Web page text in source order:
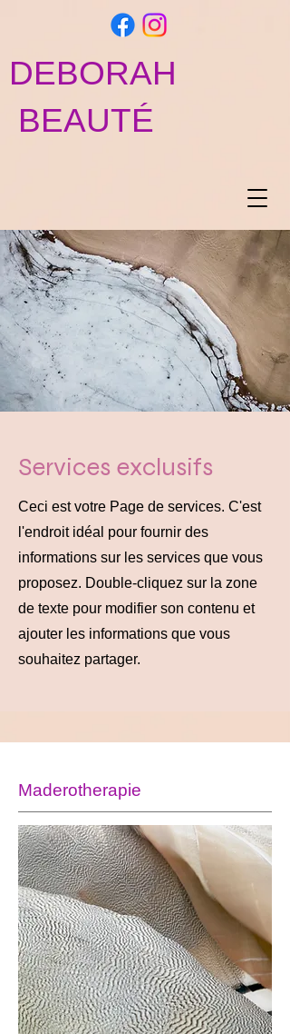
DEBORAH
BEAUTÉ
Services exclusifs
Ceci est votre Page de services. C'est
l'endroit idéal pour fournir des
informations sur les services que vous
proposez. Double-cliquez sur la zone
de texte pour modifier son contenu et
ajouter les informations que vous
souhaitez partager.
Maderotherapie